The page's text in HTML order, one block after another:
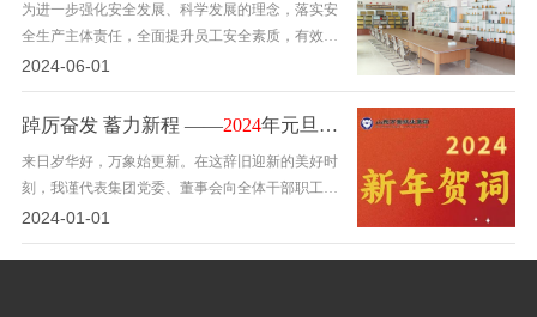
技术、销售团队与来访客人详细交流，热情会晤，
并分享了…
为进一步强化安全发展、科学发展的理念，落实安
全生产主体责任，全面提升员工安全素质，有效防
范和遏制各类事故的发生，为集团发展创造稳定的
安全生产环境，集团公司认真贯彻落实“人人讲安
全、个个会应急---畅通生命通道”主题，积极开
和底线思维。广泛宣传，营造浓厚安全管理氛围通
过交接班…
2024-06-01
踔厉奋发 蓄力新程 ——2024年元旦献词
来日岁华好，万象始更新。在这辞旧迎新的美好时
刻，我谨代表集团党委、董事会向全体干部职工及
其家属、退休老同志，向长期关心支持万豪集团发
展的各级领导和社会各界朋友致以诚挚的问候和新
2024-01-01